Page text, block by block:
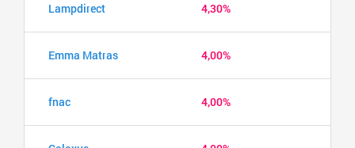
Lampdirect 4,30%
Emma Matras 4,00%
fnac 4,00%